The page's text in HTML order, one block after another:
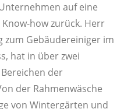
auf eine
how zurück. Herr
zum Gebäudereiniger im
hat in über zwei
der
der Rahmenwäsche
von Wintergärten und